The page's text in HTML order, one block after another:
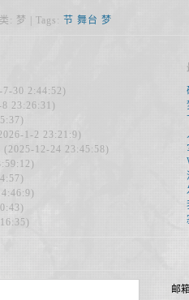
: 梦 | Tags: 节 舞台 梦
30 2:44:52)
23:26:31)
1-2 23:21:9)
(2025-12-24 23:45:58)
邮